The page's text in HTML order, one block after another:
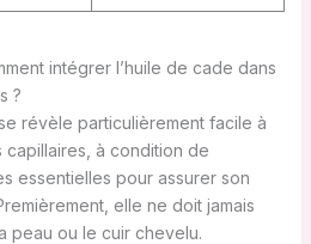
intégrer l’huile de cade dans
?
révèle particulièrement facile à
à condition de
essentielles pour assurer son
elle ne doit jamais
peau ou le cuir chevelu.